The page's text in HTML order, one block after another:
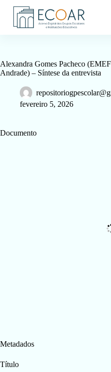
P
a
r
e
Alexandra Gomes Pacheco
Andrade) – Síntese da entrevista
fevereiro 5, 2026
Documento
Metadados
Título